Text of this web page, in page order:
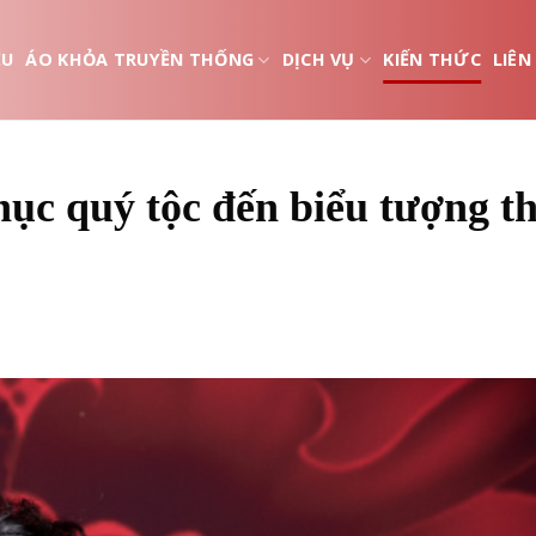
ÁO KHỎA TRUYỀN THỐNG DỊCH VỤ KIẾN THỨC LIÊN
quý tộc đến biểu tượng